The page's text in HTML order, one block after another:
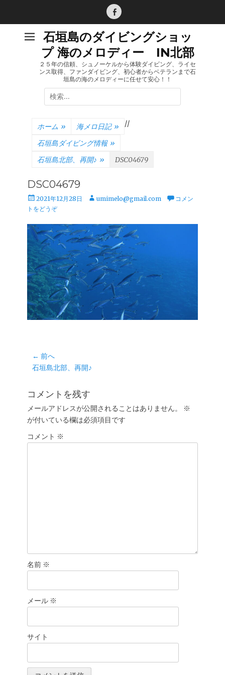
Facebook
石垣島のダイビングショッ
プ 海のメロディー IN北部
２５年の信頼、シュノーケルから体験ダイビング、ライセ
ンス取得、ファンダイビング、初心者からベテランまで石
垣島の海のメロディーに任せて安心！！
検
索:
ホーム » 海メロ日記 » /
石垣島ダイビング情報 »
/
石垣島北部、再開♪ » DSC04679
DSC04679
投
稿
2021年12月28日
投 umimelo@gmail.com
コメン
トをどうぞ
投
稿
ビ
ゲ
ー
シ
← 前へ
前
投
石垣島北部、再開♪
コメントを残す
メールアドレスが公開されることはありません。
※
が付いている欄は必須項目です
コメント ※
名前 ※
メール ※
サイト